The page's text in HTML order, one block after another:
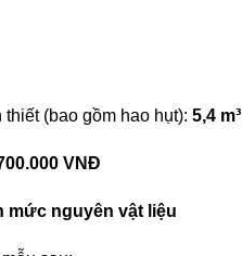
(bao gồm hao hụt): 5,4 m³
VNĐ
mức nguyên vật liệu